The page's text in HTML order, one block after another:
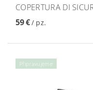
COPERTURA DI
59 €/ pz.
Připravujeme